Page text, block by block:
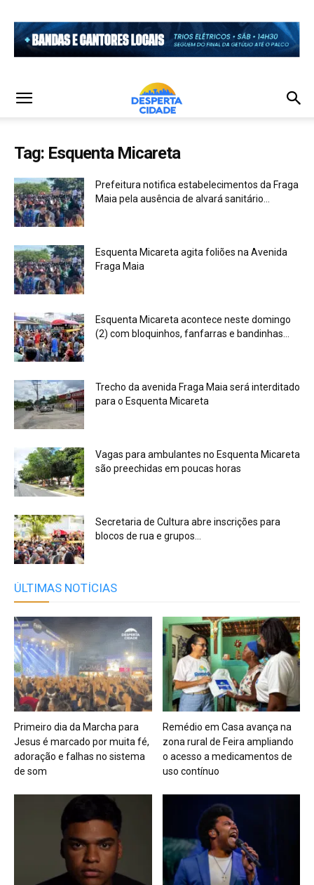
Tag: Esquenta Micareta
Prefeitura notifica estabelecimentos da Fraga
Maia pela ausência de alvará sanitário...
Esquenta Micareta agita foliões na Avenida
Fraga Maia
Esquenta Micareta acontece neste domingo
(2) com bloquinhos, fanfarras e bandinhas...
Trecho da avenida Fraga Maia será interditado
para o Esquenta Micareta
Vagas para ambulantes no Esquenta Micareta
são preechidas em poucas horas
Secretaria de Cultura abre inscrições para
blocos de rua e grupos...
ÚLTIMAS NOTÍCIAS
Primeiro dia da Marcha para
Jesus é marcado por muita fé,
adoração e falhas no sistema
de som
Remédio em Casa avança na
zona rural de Feira ampliando
o acesso a medicamentos de
uso contínuo